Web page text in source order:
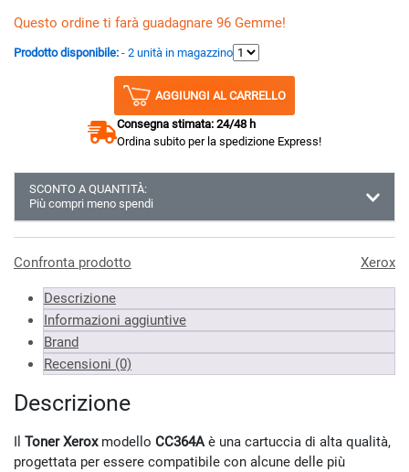
Questo ordine ti farà guadagnare 96 Gemme!
Prodotto disponibile: - 2 unità in magazzino
AGGIUNGI AL CARRELLO
Consegna stimata: 24/48 h
Ordina subito per la spedizione Express!
SCONTO A QUANTITÀ:
Più compri meno spendi
Almeno 6 unità
93.38 €
*Prezzi IVA inclusa
Confronta prodotto Xerox
Descrizione
Informazioni aggiuntive
Brand
Recensioni (0)
Descrizione
Il Toner Xeroxmodello CC364Aè una cartuccia di alta qualità,
progettata per essere compatibile con alcune delle più